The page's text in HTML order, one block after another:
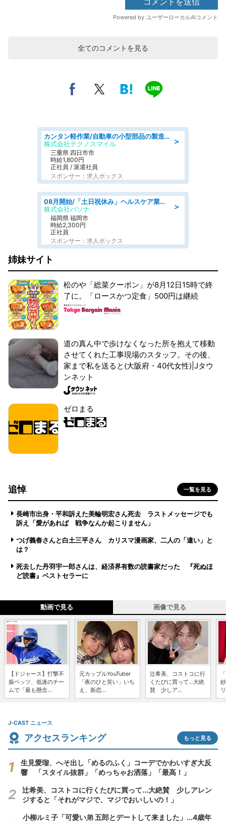
全てのコメントを見る
＞
カンタン軽作業/自動車の小型部品の製造オペレーター denso aichi
株式会社テクノスマイル
三重県 四日市市
時給1,800円
正社員 / 派遣社員
スポンサー：求人ボックス
＞
08月開始/「土日祝休み」ヘルスケア業界の産業保健師/高時給/未経験OK/要資格:保健師、正看護師
株式会社パソナ
福岡県 福岡市
時給2,300円
正社員
スポンサー：求人ボックス
姉妹サイト
松のや「総菜クーポン」が8月12日15時で終
了に。「ロースかつ定食」500円は継続
道の真ん中で歩けなくなった所を抱えて移動
させてくれた工事現場のスタッフ。その後、
家まで私を送ると(大阪府・40代女性)|Jタウ
ンネット
ゼロまる
追悼 一覧を見る
長崎市出身・平和訴えた美輪明宏さん死去 ラストメッセージでも
訴え「愛があれば 戦争なんか起こりません」
つげ義春さんと白土三平さん カリスマ漫画家、二人の「違い」と
は？
死去した丹羽宇一郎さんは、経済界有数の読書家だった 『死ぬほ
ど読書』ベストセラーに
動画で見る 画像で見る
【ドジャース】打撃不
振ベッツ、低迷のチー
ムで「最も懸念...
元カップルYouTuber
「夜のひと笑い」いち
え、新恋...
辻希美、コストコに行
くたびに買って...大絶
賛 少しア...
J-CAST ニュース
アクセスランキング もっと見る
生見愛瑠、へそ出し「めるのふく」コーデでかわいすぎ大反
響 「スタイル抜群」「めっちゃお洒落」「最高！」
辻希美、コストコに行くたびに買って...大絶賛 少しアレン
ジすると「それがマジで、マジでおいしいの！」
小柳ルミ子「可愛い弟 五郎とデートして来ました」...4歳年